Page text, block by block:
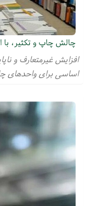
چالش چاپ و تکثیر،
افزایش غیرمتعارف و
اساسی برای واحد‌های